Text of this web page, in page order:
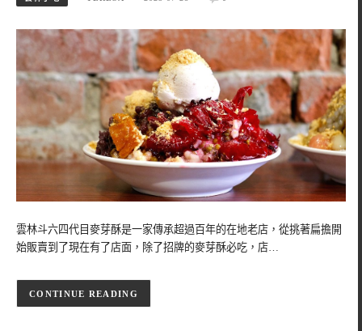
雲林斗六四代目麥芽酥是一家傳承超過百年的在地老店，從挑著扁擔開
始販賣到了現在有了店面，除了招牌的麥芽酥必吃，店…
CONTINUE READING